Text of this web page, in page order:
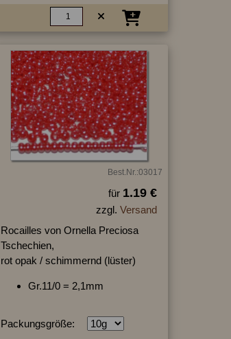
Best.Nr.:03017
für 1.19 €
zzgl. Versand
Rocailles von Ornella Preciosa
Tschechien,
rot opak / schimmernd (lüster)
Gr.11/0 = 2,1mm
Packungsgröße: